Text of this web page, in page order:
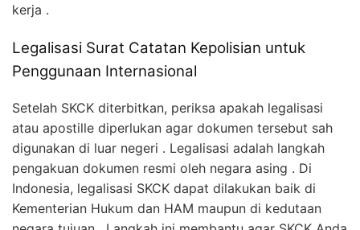
kerja .
Legalisasi Surat Catatan Kepolisian untuk
Penggunaan Internasional
Setelah SKCK diterbitkan, periksa apakah legalisasi
atau apostille diperlukan agar dokumen tersebut sah
digunakan di luar negeri . Legalisasi adalah langkah
pengakuan dokumen resmi oleh negara asing . Di
Indonesia, legalisasi SKCK dapat dilakukan baik di
Kementerian Hukum dan HAM maupun di kedutaan